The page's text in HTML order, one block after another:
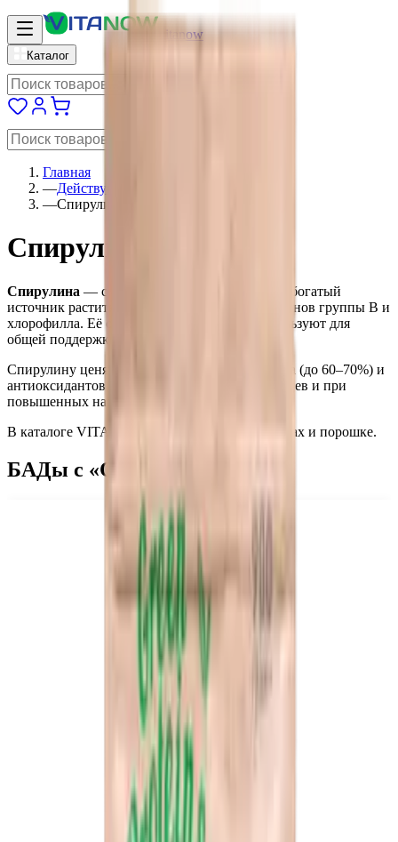
vitanow
Каталог
Главная
—Действующие вещества
—Спирулина
Спирулина
Спирулина — сине-зелёная микроводоросль, богатый
источник растительного белка, железа, витаминов группы B и
хлорофилла. Её относят к суперфудам и используют для
общей поддержки организма и детокса.
Спирулину ценят за высокое содержание белка (до 60–70%) и
антиоксидантов. Она популярна у вегетарианцев и при
повышенных нагрузках.
В каталоге VITANOW — спирулина в таблетках и порошке.
БАДы с «Спирулина»